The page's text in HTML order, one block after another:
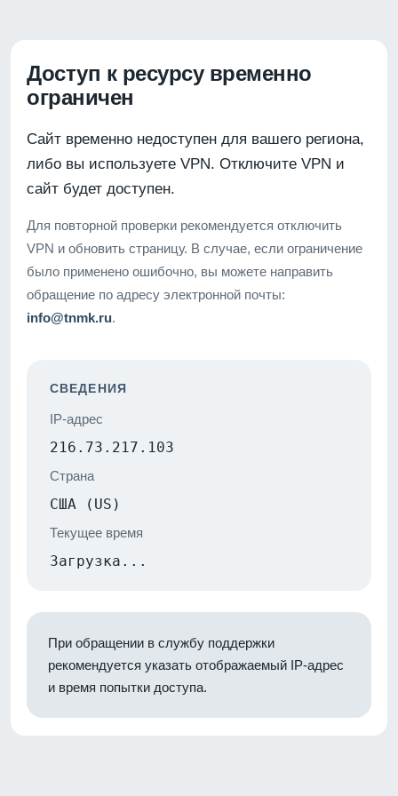
Доступ к ресурсу временно
ограничен
Сайт временно недоступен для вашего региона,
либо вы используете VPN. Отключите VPN и
сайт будет доступен.
Для повторной проверки рекомендуется отключить
VPN и обновить страницу. В случае, если ограничение
было применено ошибочно, вы можете направить
обращение по адресу электронной почты:
info@tnmk.ru.
СВЕДЕНИЯ
IP-адрес
216.73.217.103
Страна
США (US)
Текущее время
Загрузка...
При обращении в службу поддержки
рекомендуется указать отображаемый IP-адрес
и время попытки доступа.